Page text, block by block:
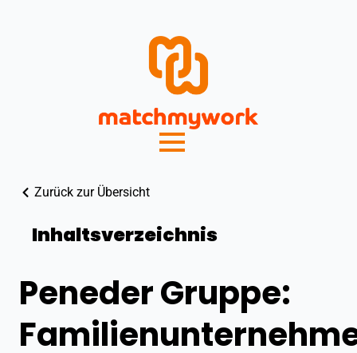
Zurück zur Übersicht
Peneder Gruppe:
Inhaltsverzeichnis